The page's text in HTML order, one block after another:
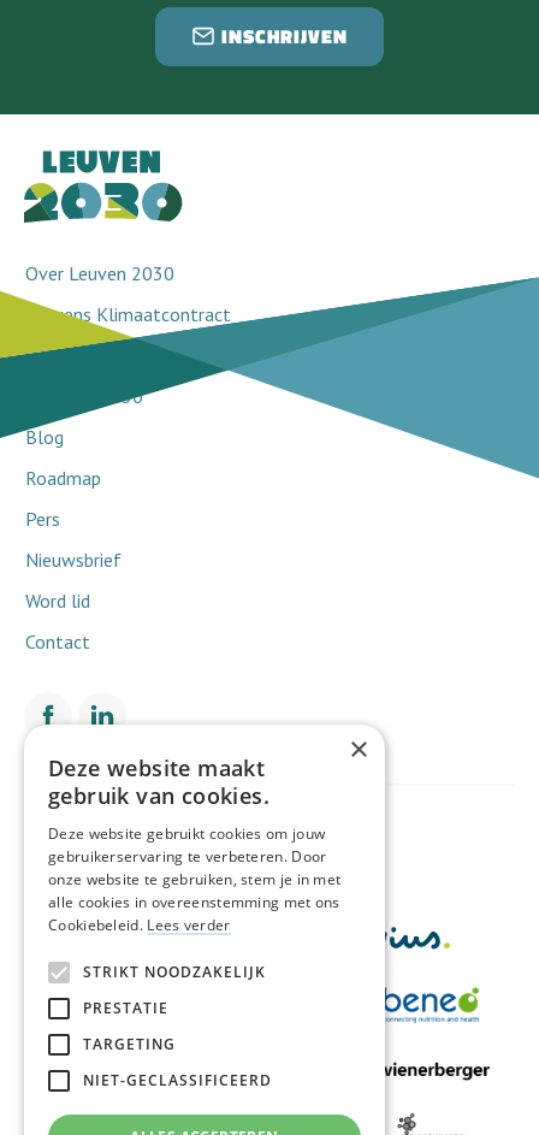
INSCHRIJVEN
Over Leuven 2030
Leuvens Klimaatcontract
Doorbraakprojecten
Netwerk 2030
Blog
Roadmap
Pers
Nieuwsbrief
Word lid
Contact
×
Deze website maakt
gebruik van cookies.
Deze website gebruikt cookies om jouw
gebruikerservaring te verbeteren. Door
onze website te gebruiken, stem je in met
alle cookies in overeenstemming met ons
Cookiebeleid. Lees verder
STRIKT NOODZAKELIJK
PRESTATIE
TARGETING
NIET-GECLASSIFICEERD